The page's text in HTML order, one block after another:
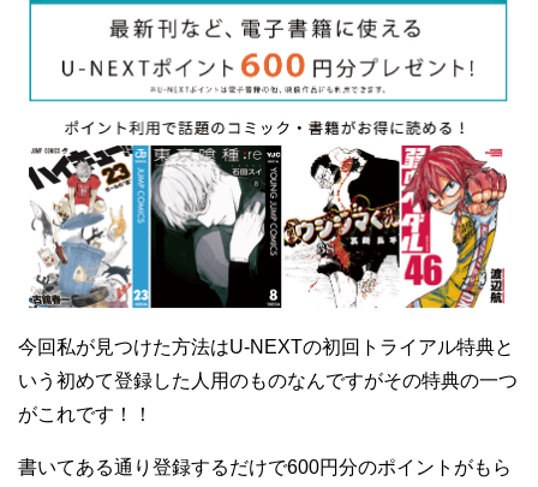
今回私が見つけた方法はU-NEXTの初回トライアル特典と
いう初めて登録した人用のものなんですがその特典の一つ
がこれです！！
書いてある通り登録するだけで600円分のポイントがもら